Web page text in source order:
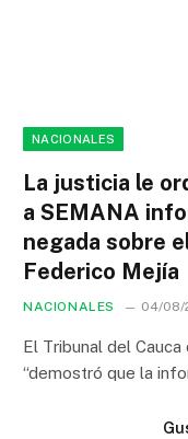
NACIONALES
La justicia le
a SEMANA
negada sobre
Federico Mejía
NACIONALES 04/08/
El Tribunal del
“demostró que la